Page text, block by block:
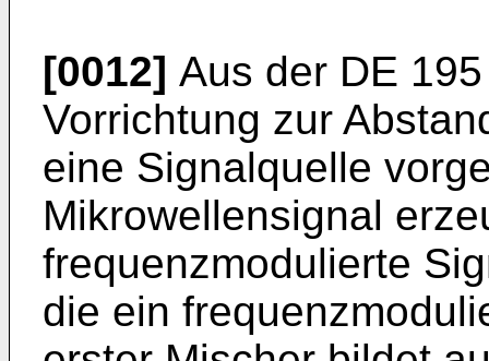
[0012] Aus der DE
Vorrichtung zur
eine Signalquelle
Mikrowellensignal
frequenzmodulierte
die ein